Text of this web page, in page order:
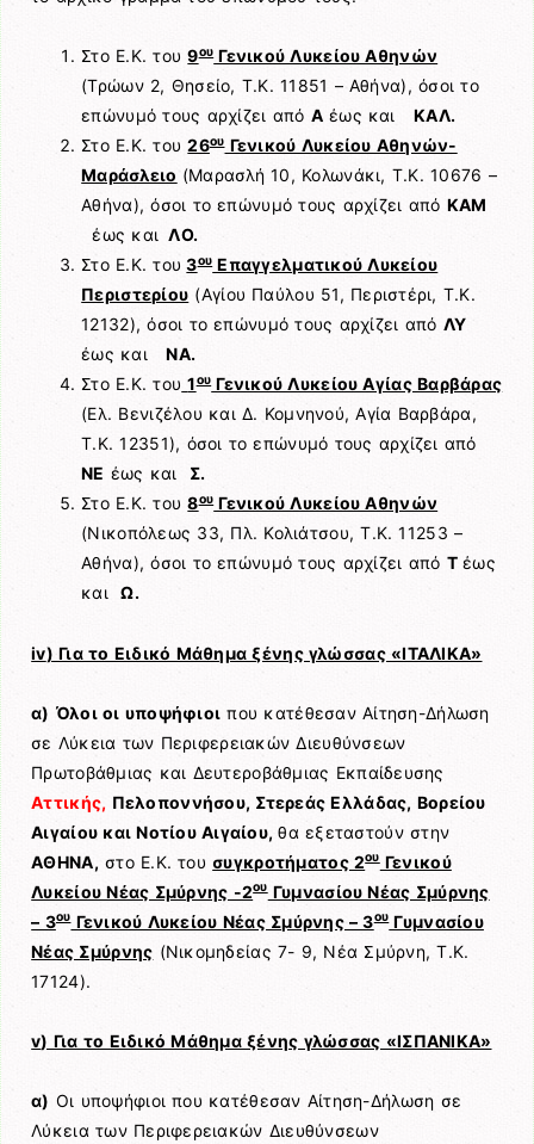
Στο Ε.Κ. του9ουΓενικού Λυκείου Αθηνών
(Τρώων 2, Θησείο, Τ.Κ. 11851 – Αθήνα), όσοι το
επώνυμό τους αρχίζει από Αέως καιΚΑΛ.
Στο Ε.Κ. του26ουΓενικού Λυκείου Αθηνών-
Μαράσλειο (Μαρασλή 10, Κολωνάκι, Τ.Κ. 10676 –
Αθήνα), όσοι το επώνυμό τους αρχίζει από ΚΑΜ
έως και ΛΟ.
Στο Ε.Κ. του 3ουΕπαγγελματικού Λυκείου
Περιστερίου (Αγίου Παύλου 51, Περιστέρι, Τ.Κ.
12132), όσοι το επώνυμό τους αρχίζει από ΛΥ
έως καιΝΑ.
Στο Ε.Κ. του 1ουΓενικού Λυκείου Αγίας Βαρβάρας
(Ελ. Βενιζέλου και Δ. Κομνηνού, Αγία Βαρβάρα,
Τ.Κ. 12351), όσοι το επώνυμό τους αρχίζει από
ΝΕ έως και Σ.
Στο Ε.Κ. του8ουΓενικού Λυκείου Αθηνών
(Νικοπόλεως 33, Πλ. Κολιάτσου, Τ.Κ. 11253 –
Αθήνα), όσοι το επώνυμό τους αρχίζει από Τ έως
καιΩ.
iv) Για το Ειδικό Μάθημα ξένης γλώσσας «ΙΤΑΛΙΚΑ»
α) Όλοι οι υποψήφιοι που κατέθεσαν Αίτηση-Δήλωση
σε Λύκεια των Περιφερειακών Διευθύνσεων
Πρωτοβάθμιας και Δευτεροβάθμιας Εκπαίδευσης
Αττικής, Πελοποννήσου, Στερεάς Ελλάδας, Βορείου
Αιγαίου και Νοτίου Αιγαίου,θα εξεταστούν στην
ΑΘΗΝΑ, στο Ε.Κ. τουσυγκροτήματος 2ουΓενικού
Λυκείου Νέας Σμύρνης -2ουΓυμνασίου Νέας Σμύρνης
– 3ουΓενικού Λυκείου Νέας Σμύρνης – 3ουΓυμνασίου
Νέας Σμύρνης (Νικομηδείας 7- 9, Νέα Σμύρνη, Τ.Κ.
17124).
v) Για το Ειδικό Μάθημα ξένης γλώσσας «ΙΣΠΑΝΙΚΑ»
α) Οι υποψήφιοι που κατέθεσαν Αίτηση-Δήλωση σε
Λύκεια των Περιφερειακών Διευθύνσεων